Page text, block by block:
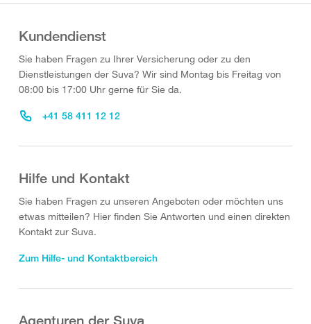
Kundendienst
Sie haben Fragen zu Ihrer Versicherung oder zu den
Dienstleistungen der Suva? Wir sind Montag bis Freitag von
08:00 bis 17:00 Uhr gerne für Sie da.
+41 58 411 12 12
Hilfe und Kontakt
Sie haben Fragen zu unseren Angeboten oder möchten uns
etwas mitteilen? Hier finden Sie Antworten und einen direkten
Kontakt zur Suva.
Zum Hilfe- und Kontaktbereich
Agenturen der Suva